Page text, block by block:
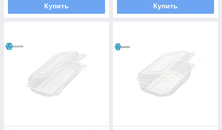
Купить Купить